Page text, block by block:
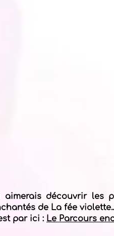
aimerais découvrir les
de La fée
par ici : Le Parcours